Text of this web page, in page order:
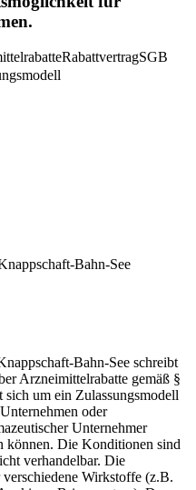
RabattvertragSGB
Bahn-See
Bahn-See schreibt
Arzneimittelrabatte gemäß §
um ein Zulassungsmodell
oder
Unternehmer
können. Die Konditionen sind
verhandelbar. Die
Wirkstoffe (z.B.